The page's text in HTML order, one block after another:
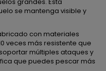
se mantenga visible y
con materiales
veces más resistente que
múltiples ataques y
que puedes pescar más